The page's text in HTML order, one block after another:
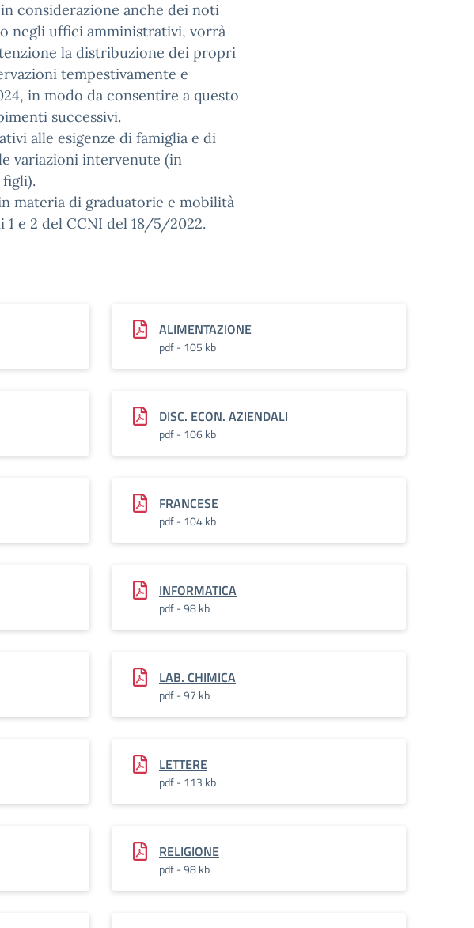
considerazione anche dei noti
negli uffici amministrativi, vorrà
la distribuzione dei propri
tempestivamente e
in modo da consentire a questo
successivi.
alle esigenze di famiglia e di
variazioni intervenute (in
materia di graduatorie e mobilità
1 e 2 del CCNI del 18/5/2022.
ALIMENTAZIONE
pdf - 105 kb
DISC. ECON. AZIENDALI
pdf - 106 kb
FRANCESE
pdf - 104 kb
INFORMATICA
pdf - 98 kb
LAB. CHIMICA
pdf - 97 kb
LETTERE
pdf - 113 kb
RELIGIONE
pdf - 98 kb